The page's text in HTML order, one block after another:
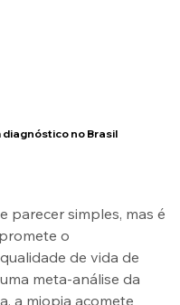
diagnóstico no Brasil
parecer simples, mas é
o
de vida de
meta-análise da
a miopia acomete